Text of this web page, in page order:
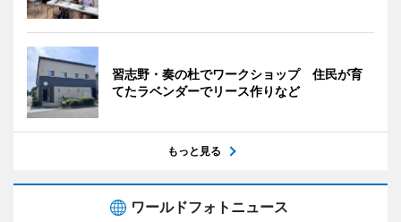
習志野・奏の杜でワークショップ 住民が育
てたラベンダーでリース作りなど
もっと見る
ワールドフォトニュース